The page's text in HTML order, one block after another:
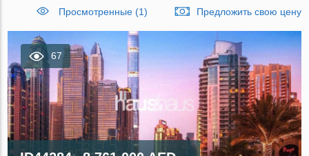
Просмотренные (1)
Предложить свою цену
67